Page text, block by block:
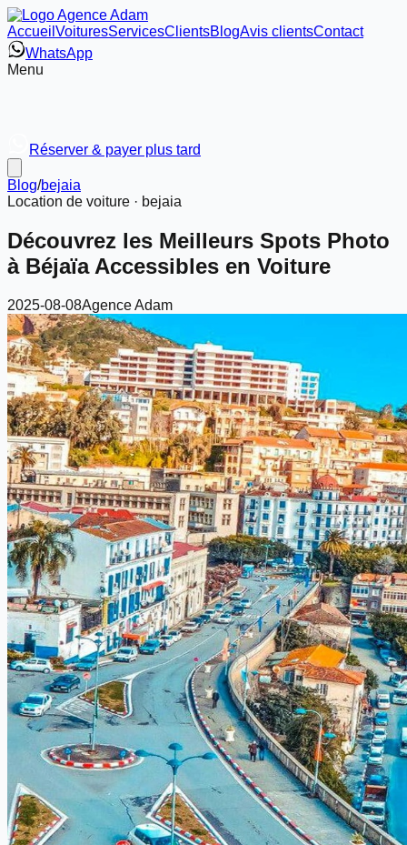
Accueil VoituresServicesClientsBlogAvis clientsContact
WhatsApp
Menu
Réserver & payer plus tard
Blog/bejaia
Location de voiture · bejaia
Découvrez les Meilleurs Spots Photo
à Béjaïa Accessibles en Voiture
2025-08-08Agence Adam